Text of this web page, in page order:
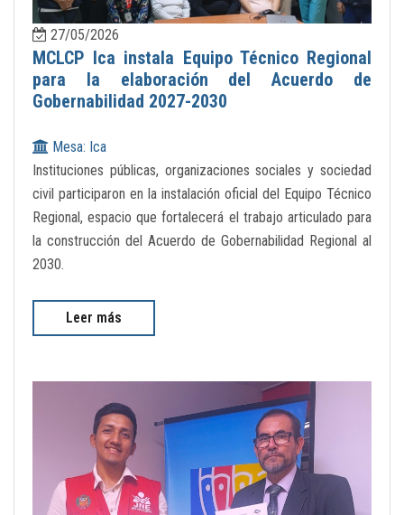
27/05/2026
MCLCP Ica instala Equipo Técnico Regional
para la elaboración del Acuerdo de
Gobernabilidad 2027-2030
Mesa: Ica
Instituciones públicas, organizaciones sociales y sociedad
civil participaron en la instalación oficial del Equipo Técnico
Regional, espacio que fortalecerá el trabajo articulado para
la construcción del Acuerdo de Gobernabilidad Regional al
2030.
Leer más